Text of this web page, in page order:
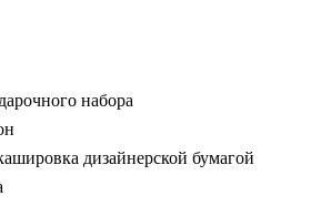
набора
дизайнерской бумагой